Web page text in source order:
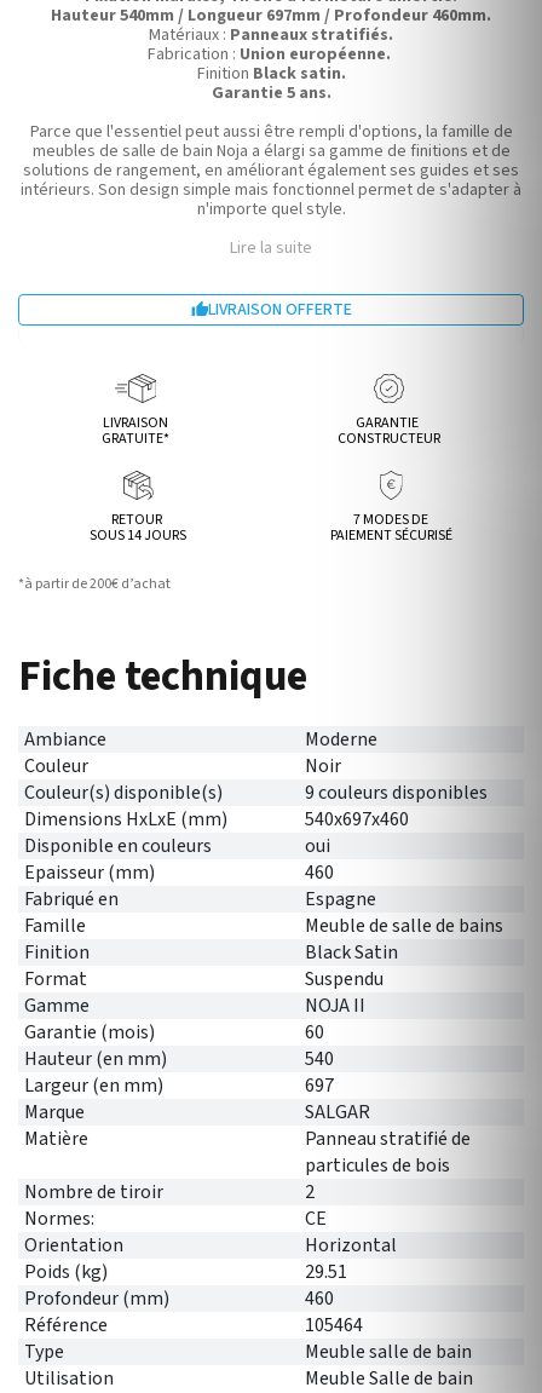
Hauteur 540mm / Longueur 697mm / Profondeur 460mm.
Matériaux : Panneaux stratifiés.
Fabrication : Union européenne.
Finition Black satin.
Garantie 5 ans.
Parce que l'essentiel peut aussi être rempli d'options, la famille de
meubles de salle de bain Noja a élargi sa gamme de finitions et de
solutions de rangement, en améliorant également ses guides et ses
intérieurs. Son design simple mais fonctionnel permet de s'adapter à
n'importe quel style.
Lire la suite
LIVRAISON OFFERTE
LIVRAISON
GRATUITE*
GARANTIE
CONSTRUCTEUR
RETOUR
SOUS 14 JOURS
7 MODES DE
PAIEMENT SÉCURISÉ
*à partir de 200€ d’achat
Fiche technique
Ambiance
Moderne
Couleur
Noir
Couleur(s) disponible(s)
9 couleurs disponibles
Dimensions HxLxE (mm)
540x697x460
Disponible en couleurs
oui
Epaisseur (mm)
460
Fabriqué en
Espagne
Famille
Meuble de salle de bains
Finition
Black Satin
Format
Suspendu
Gamme
NOJA II
Garantie (mois)
60
Hauteur (en mm)
540
Largeur (en mm)
697
Marque
SALGAR
Matière
Panneau stratifié de
particules de bois
Nombre de tiroir
2
Normes:
CE
Orientation
Horizontal
Poids (kg)
29.51
Profondeur (mm)
460
Référence
105464
Type
Meuble salle de bain
Utilisation
Meuble Salle de bain